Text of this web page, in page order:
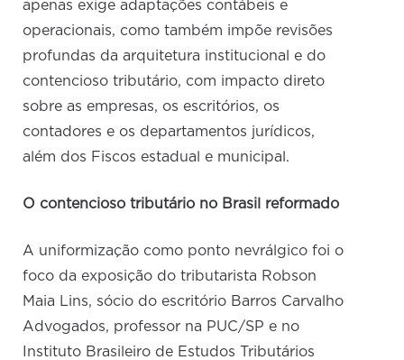
apenas exige adaptações contábeis e
operacionais, como também impõe revisões
profundas da arquitetura institucional e do
contencioso tributário, com impacto direto
sobre as empresas, os escritórios, os
contadores e os departamentos jurídicos,
além dos Fiscos estadual e municipal.
O contencioso tributário no Brasil reformado
A uniformização como ponto nevrálgico foi o
foco da exposição do tributarista Robson
Maia Lins, sócio do escritório Barros Carvalho
Advogados, professor na PUC/SP e no
Instituto Brasileiro de Estudos Tributários